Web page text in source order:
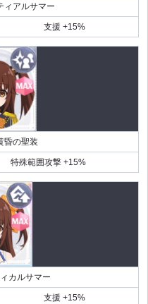
ィアルサマー
支援 +15%
昏の聖装
特殊範囲攻撃 +15%
カルサマー
支援 +15%